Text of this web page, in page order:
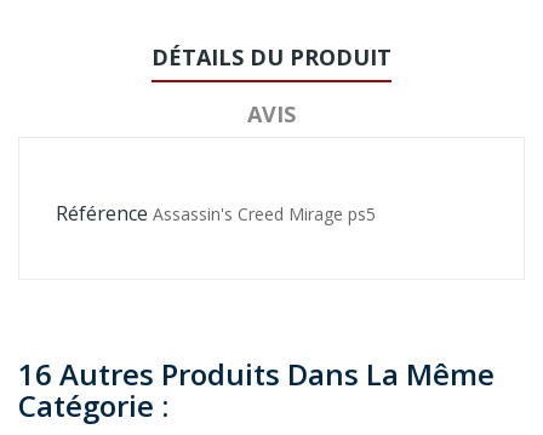
DÉTAILS DU PRODUIT
AVIS
Référence Assassin's Creed Mirage ps5
16 Autres Produits Dans La Même
Catégorie :